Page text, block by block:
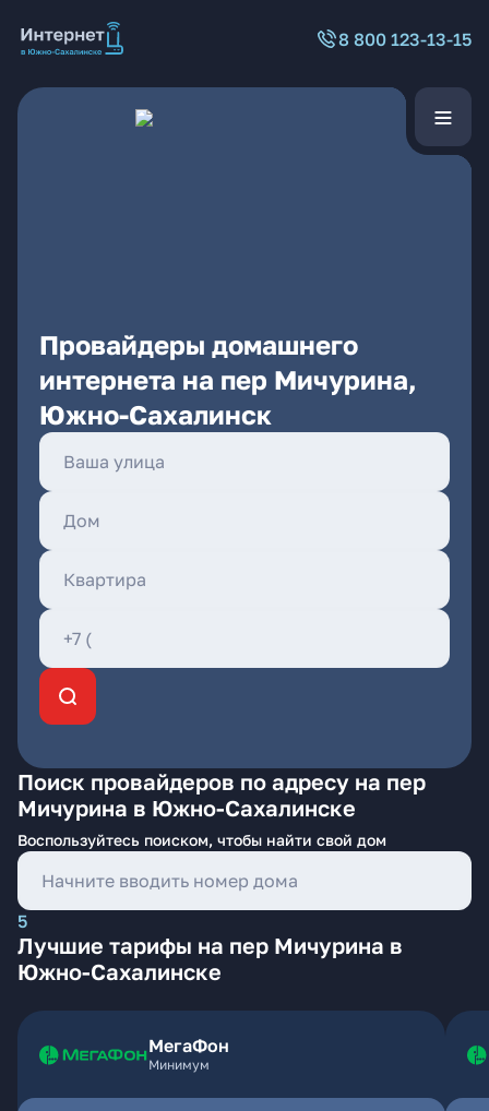
8 800 123-13-15
Провайдеры домашнего
интернета на пер Мичурина,
Южно-Сахалинск
Поиск провайдеров по адресу на пер
Мичурина в Южно-Сахалинске
Воспользуйтесь поиском, чтобы найти свой дом
5
Лучшие тарифы на пер Мичурина в
Южно-Сахалинске
МегаФон
Минимум